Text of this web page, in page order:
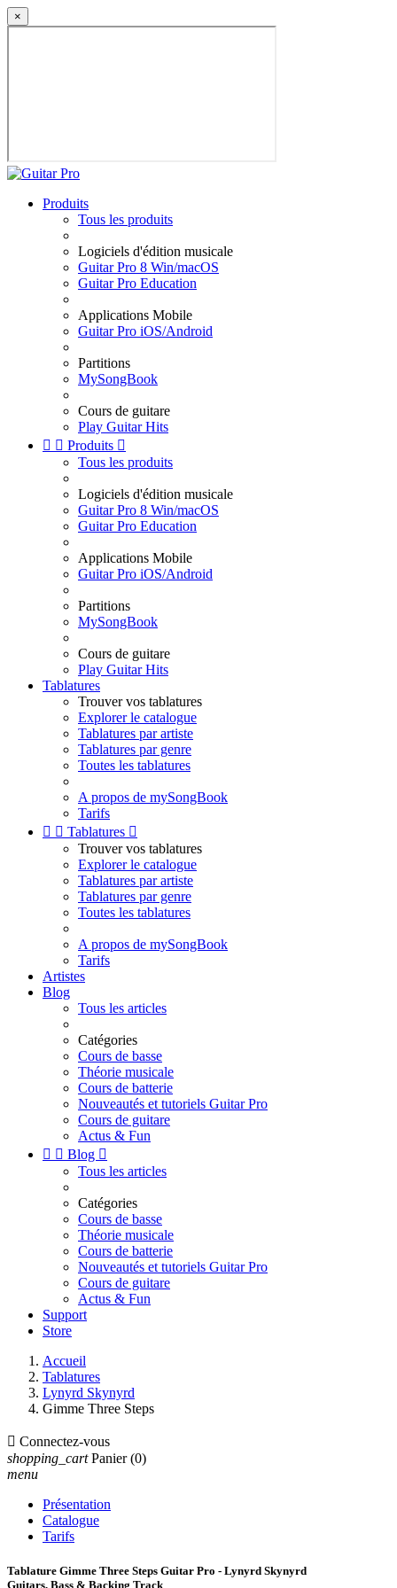
×
Produits
Tous les produits
Logiciels d'édition musicale
Guitar Pro 8 Win/macOS
Guitar Pro Education
Applications Mobile
Guitar Pro iOS/Android
Partitions
MySongBook
Cours de guitare
Play Guitar Hits
  Produits 
Tous les produits
Logiciels d'édition musicale
Guitar Pro 8 Win/macOS
Guitar Pro Education
Applications Mobile
Guitar Pro iOS/Android
Partitions
MySongBook
Cours de guitare
Play Guitar Hits
Tablatures
Trouver vos tablatures
Explorer le catalogue
Tablatures par artiste
Tablatures par genre
Toutes les tablatures
A propos de mySongBook
Tarifs
  Tablatures 
Trouver vos tablatures
Explorer le catalogue
Tablatures par artiste
Tablatures par genre
Toutes les tablatures
A propos de mySongBook
Tarifs
Artistes
Blog
Tous les articles
Catégories
Cours de basse
Théorie musicale
Cours de batterie
Nouveautés et tutoriels Guitar Pro
Cours de guitare
Actus & Fun
  Blog 
Tous les articles
Catégories
Cours de basse
Théorie musicale
Cours de batterie
Nouveautés et tutoriels Guitar Pro
Cours de guitare
Actus & Fun
Support
Store
Accueil
Tablatures
Lynyrd Skynyrd
Gimme Three Steps
 Connectez-vous
shopping_cart Panier (0)
menu
Présentation
Catalogue
Tarifs
Tablature Gimme Three Steps Guitar Pro - Lynyrd Skynyrd
Guitars, Bass & Backing Track